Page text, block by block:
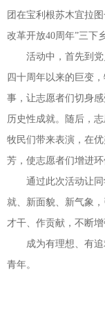
团在宝利根苏木宜拉
改革开放40周年”三下
活动中，首先到
四十周年以来的巨变
事，让志愿者们切身
历史性成就。随后，
牧民们带来表演，在
芳，使志愿者们增进环
通过此次活动让
就、新面貌、新气象
才干、作贡献，不断
成为有理想、有
青年。